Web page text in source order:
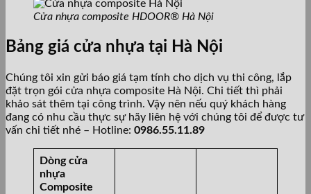
Cửa nhựa composite HDOOR® Hà Nội
Bảng giá cửa nhựa tại Hà Nội
Chúng tôi xin gửi báo giá tạm tính cho dịch vụ thi công, lắp
đặt trọn gói cửa nhựa composite Hà Nội. Chi tiết thì phải
khảo sát thêm tại công trình. Vậy nên nếu quý khách hàng
đang có nhu cầu thực sự hãy liên hệ với chúng tôi để được tư
vấn chi tiết nhé – Hotline: 0986.55.11.89
Dòng cửa
nhựa
Composite